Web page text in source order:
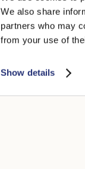
We also share
partners who may
from your use of
Show details